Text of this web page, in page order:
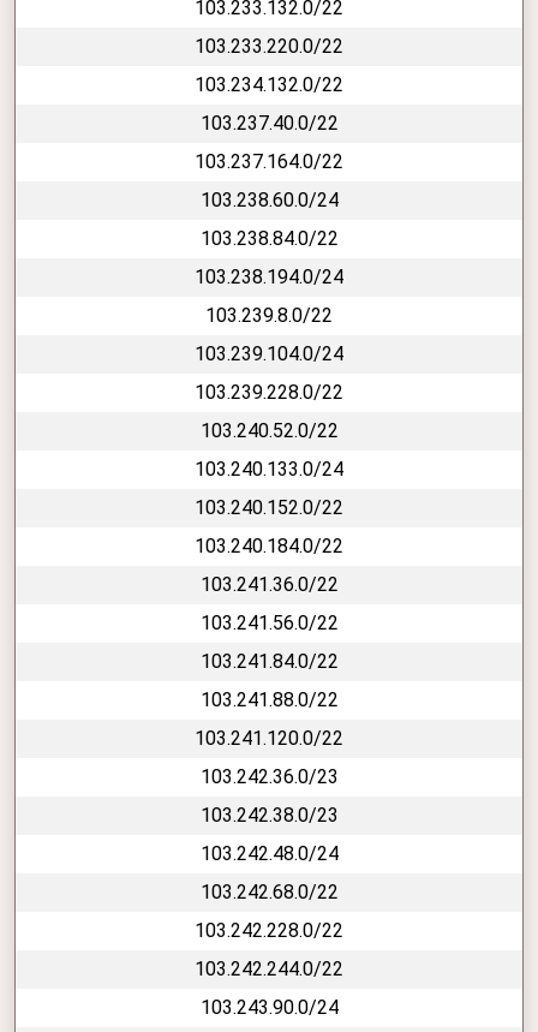
103.233.132.0/22
103.233.220.0/22
103.234.132.0/22
103.237.40.0/22
103.237.164.0/22
103.238.60.0/24
103.238.84.0/22
103.238.194.0/24
103.239.8.0/22
103.239.104.0/24
103.239.228.0/22
103.240.52.0/22
103.240.133.0/24
103.240.152.0/22
103.240.184.0/22
103.241.36.0/22
103.241.56.0/22
103.241.84.0/22
103.241.88.0/22
103.241.120.0/22
103.242.36.0/23
103.242.38.0/23
103.242.48.0/24
103.242.68.0/22
103.242.228.0/22
103.242.244.0/22
103.243.90.0/24